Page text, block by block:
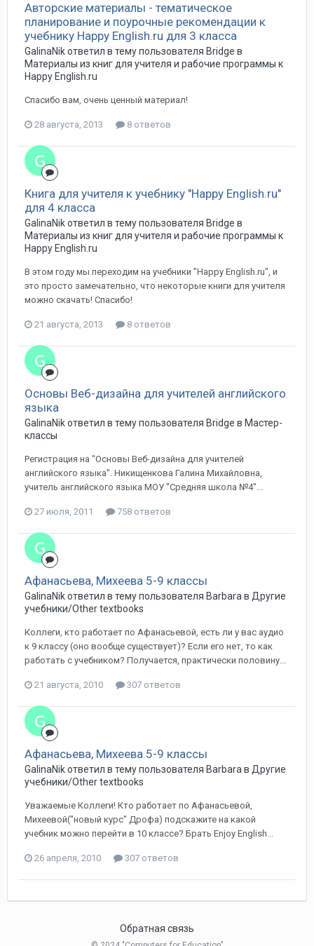
Авторские материалы - тематическое
планирование и поурочные рекомендации к
учебнику Happy English.ru для 3 класса
GalinaNik ответил в тему пользователя Bridge в
Материалы из книг для учителя и рабочие программы к
Happy English.ru
Спасибо вам, очень ценный материал!
28 августа, 2013 8 ответов
Книга для учителя к учебнику "Happy English.ru"
для 4 класса
GalinaNik ответил в тему пользователя Bridge в
Материалы из книг для учителя и рабочие программы к
Happy English.ru
В этом году мы переходим на учебники "Happy English.ru", и
это просто замечательно, что некоторые книги для учителя
можно скачать! Спасибо!
21 августа, 2013 8 ответов
Основы Веб-дизайна для учителей английского
языка
GalinaNik ответил в тему пользователя Bridge в Мастер-
классы
Регистрация на "Основы Веб-дизайна для учителей
английского языка". Никищенкова Галина Михайловна,
учитель английского языка МОУ "Средняя школа №4"...
27 июля, 2011 758 ответов
Афанасьева, Михеева 5-9 классы
GalinaNik ответил в тему пользователя Barbara в Другие
учебники/Other textbooks
Коллеги, кто работает по Афанасьевой, есть ли у вас аудио
к 9 классу (оно вообще существует)? Если его нет, то как
работать с учебником? Получается, практически половину...
21 августа, 2010 307 ответов
Афанасьева, Михеева 5-9 классы
GalinaNik ответил в тему пользователя Barbara в Другие
учебники/Other textbooks
Уважаемые Коллеги! Кто работает по Афанасьевой,
Михеевой("новый курс" Дрофа) подскажите на какой
учебник можно перейти в 10 классе? Брать Enjoy English...
26 апреля, 2010 307 ответов
Обратная связь